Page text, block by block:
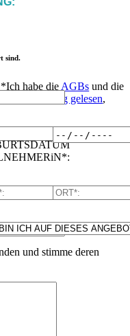
sind.
*Ich habe die AGBs und die
gelesen,
und stimme deren